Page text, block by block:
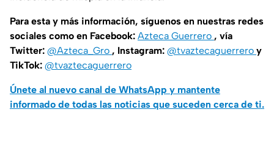
Para esta y más información, síguenos en nuestras redes
sociales como en Facebook: Azteca Guerrero , vía
Twitter: @Azteca_Gro , Instagram: @tvaztecaguerrero y
TikTok: @tvaztecaguerrero
Únete al nuevo canal de WhatsApp y mantente
informado de todas las noticias que suceden cerca de ti.